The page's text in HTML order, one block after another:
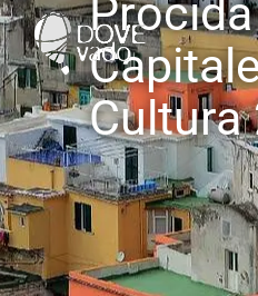
Procida
Cultura